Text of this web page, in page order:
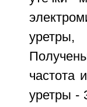
частота
уретры -